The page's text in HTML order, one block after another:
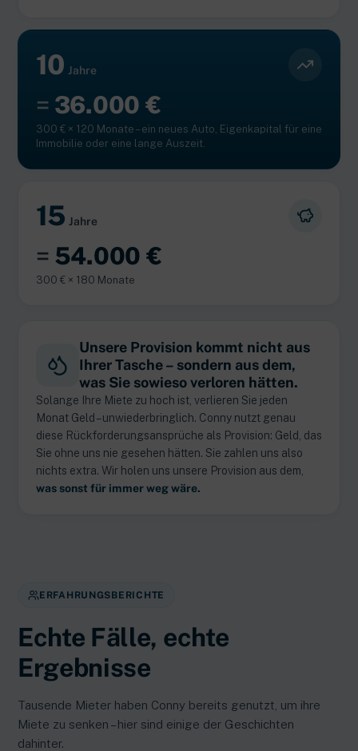
10 Jahre
= 36.000 €
300 € × 120 Monate – ein neues Auto, Eigenkapital für eine
Immobilie oder eine lange Auszeit.
15 Jahre
= 54.000 €
300 € × 180 Monate
Unsere Provision kommt nicht aus
Ihrer Tasche – sondern aus dem,
was Sie sowieso verloren hätten.
Solange Ihre Miete zu hoch ist, verlieren Sie jeden
Monat Geld – unwiederbringlich. Conny nutzt genau
diese Rückforderungsansprüche als Provision: Geld, das
Sie ohne uns nie gesehen hätten. Sie zahlen uns also
nichts extra. Wir holen uns unsere Provision aus dem,
was sonst für immer weg wäre.
ERFAHRUNGSBERICHTE
Echte Fälle, echte
Ergebnisse
Tausende Mieter haben Conny bereits genutzt, um ihre
Miete zu senken – hier sind einige der Geschichten
dahinter.